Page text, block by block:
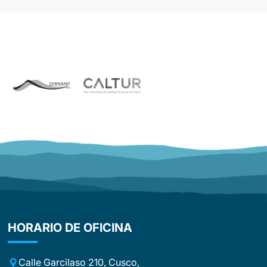
accompanied by David. David was
simply extraordinary and exceeded
single day special. He was not just a
guide, but a companion, motivator,
fascinating stories and the passion
with which he spoke about Peru, he
lead this tour—he turned it into an
with us forever. An equally big
HORARIO DE OFICINA
Calle Garcilaso 210, Cusco,